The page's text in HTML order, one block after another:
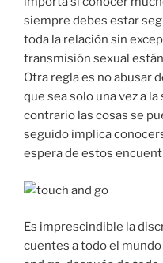
siempre debes estar
toda la relación sin
transmisión sexual
Otra regla es no abusar
que sea solo una vez a
contrario las cosas se
seguido implica
espera de estos
Es imprescindible la
cuentes a todo el